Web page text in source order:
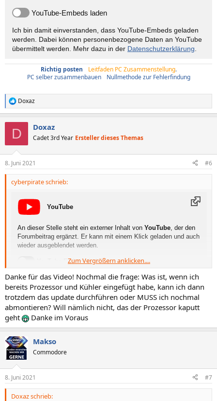
YouTube-Embeds laden
Ich bin damit einverstanden, dass YouTube-Embeds geladen
werden. Dabei können personen­bezogene Daten an YouTube
übermittelt werden. Mehr dazu in der Datenschutzerklärung
Richtig posten Leitfaden PC Zusammenstellung.
PC selber zusammenbauen
Nullmethode zur Fehlerfindung
R
e
e
n
Doxaz
D Doxaz
Cadet 3rd Year Ersteller dieses Themas
8. Juni 2021 #6
cyberpirate schrieb:
YouTube
An dieser Stelle steht ein externer Inhalt von YouTube, der den
Forumbeitrag ergänzt. Er kann mit einem Klick geladen und auch
wieder ausgeblendet werden.
YouTube-Embeds laden
Ich bin damit einverstanden, dass YouTube-Embeds
geladen werden. Dabei können personen­bezogene Daten
an YouTube übermittelt werden. Mehr dazu in der
Datenschutzerklärung.
Zum Vergrößern anklicken....
Danke für das Video! Nochmal die frage: Was ist, wenn ich
bereits Prozessor und Kühler eingefügt habe, kann ich dann
trotzdem das update durchführen oder MUSS ich nochmal
abmontieren? Will nämlich nicht, das der Prozessor kaputt
geht
Danke im Voraus
Makso
Commodore
8. Juni 2021 #7
Doxaz schrieb: